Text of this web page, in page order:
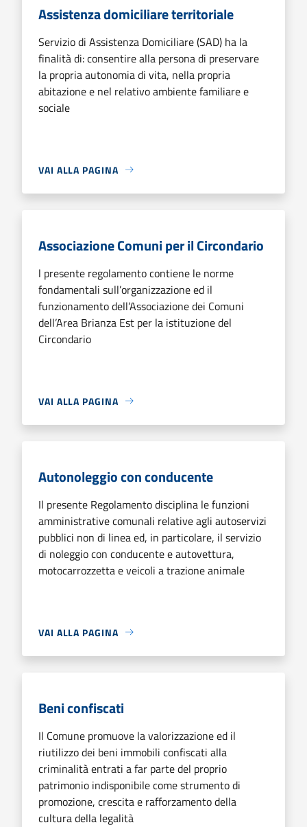
Assistenza domiciliare territoriale
Servizio di Assistenza Domiciliare (SAD) ha la
finalità di: consentire alla persona di preservare
la propria autonomia di vita, nella propria
abitazione e nel relativo ambiente familiare e
sociale
VAI ALLA PAGINA
Associazione Comuni per il Circondario
l presente regolamento contiene le norme
fondamentali sull’organizzazione ed il
funzionamento dell’Associazione dei Comuni
dell’Area Brianza Est per la istituzione del
Circondario
VAI ALLA PAGINA
Autonoleggio con conducente
Il presente Regolamento disciplina le funzioni
amministrative comunali relative agli autoservizi
pubblici non di linea ed, in particolare, il servizio
di noleggio con conducente e autovettura,
motocarrozzetta e veicoli a trazione animale
VAI ALLA PAGINA
Beni confiscati
Il Comune promuove la valorizzazione ed il
riutilizzo dei beni immobili confiscati alla
criminalità entrati a far parte del proprio
patrimonio indisponibile come strumento di
promozione, crescita e rafforzamento della
cultura della legalità